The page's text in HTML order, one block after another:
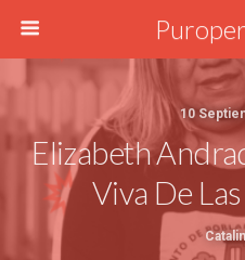
10
Elizabeth
Viva De